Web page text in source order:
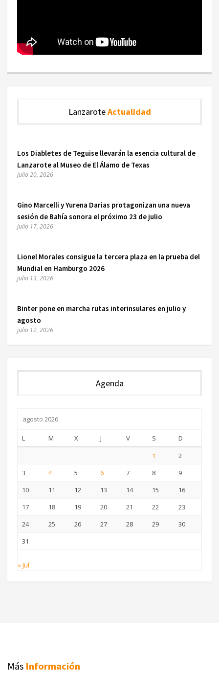
LanzaroteActualidad
Los Diabletes de Teguise llevarán la esencia cultural de
Lanzarote al Museo de El Álamo de Texas
julio 20, 2026
Gino Marcelli y Yurena Darias protagonizan una nueva
sesión de Bahía sonora el próximo 23 de julio
julio 17, 2026
Lionel Morales consigue la tercera plaza en la prueba del
Mundial en Hamburgo 2026
julio 13, 2026
Binter pone en marcha rutas interinsulares en julio y
agosto
julio 12, 2026
Agenda
agosto 2026
L M X J V S
D
1
2
3
4 5 6 7 8
9
10
11 12 13 14 15
16
17
18 19 20 21 22
23
24
25 26 27 28 29
30
31
« Jul
Más Información